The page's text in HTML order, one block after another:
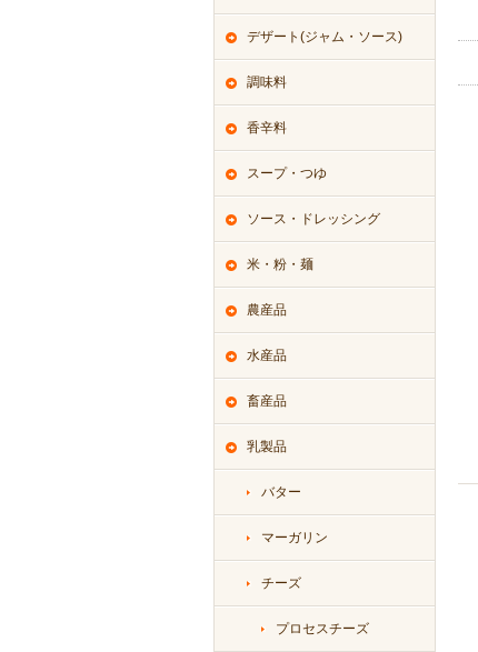
デザート(ジャム・ソース)
調味料
香辛料
スープ・つゆ
ソース・ドレッシング
米・粉・麺
農産品
水産品
畜産品
乳製品
バター
マーガリン
チーズ
プロセスチーズ